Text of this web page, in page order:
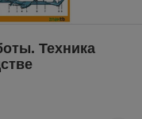
Техника